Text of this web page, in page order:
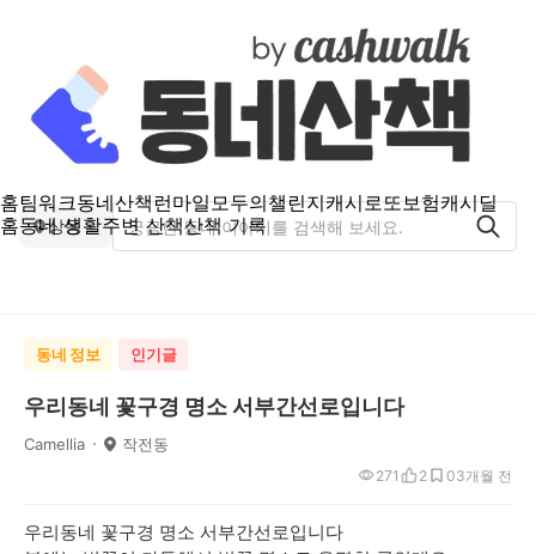
홈팀워크동네산책런마일모두의챌린지캐시로또보험캐시딜
홈동네 생활주변 산책산책 기록
상동
동네 정보 인기글
우리동네 꽃구경 명소 서부간선로입니다
Camellia 작전동
3개월 전
271 2 0
우리동네 꽃구경 명소 서부간선로입니다